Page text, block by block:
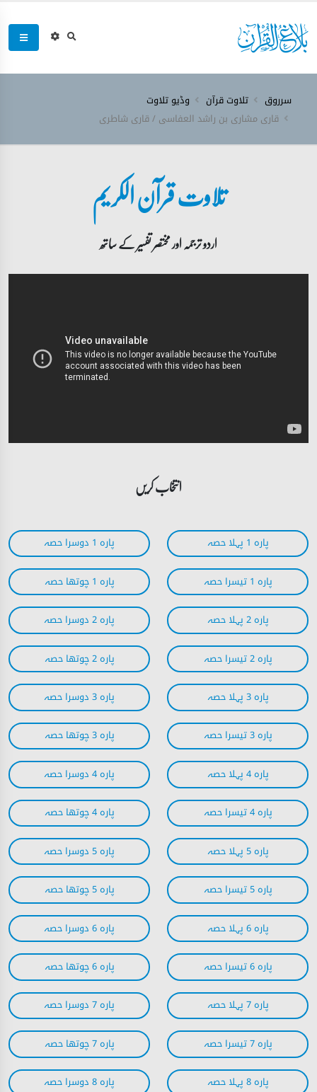
سرروق تلاوت قرآن
وڈیو تلاوت
قاری مشاری بن راشد العفاسی / قاری شاطری
تلاوت قرآن الکریم
اردو ترجمہ اور مختصر تفسیر کے ساتھ
انتخاب کریں
پارہ 1 پہلا حصہ پارہ 1 دوسرا حصہ
پارہ 1 تیسرا حصہ پارہ 1 چوتھا حصہ
پارہ 2 پہلا حصہ پارہ 2 دوسرا حصہ
پارہ 2 تیسرا حصہ پارہ 2 چوتھا حصہ
پارہ 3 پہلا حصہ پارہ 3 دوسرا حصہ
پارہ 3 تیسرا حصہ پارہ 3 چوتھا حصہ
پارہ 4 پہلا حصہ پارہ 4 دوسرا حصہ
پارہ 4 تیسرا حصہ پارہ 4 چوتھا حصہ
پارہ 5 پہلا حصہ پارہ 5 دوسرا حصہ
پارہ 5 تیسرا حصہ پارہ 5 چوتھا حصہ
پارہ 6 پہلا حصہ پارہ 6 دوسرا حصہ
پارہ 6 تیسرا حصہ پارہ 6 چوتھا حصہ
پارہ 7 پہلا حصہ پارہ 7 دوسرا حصہ
پارہ 7 تیسرا حصہ پارہ 7 چوتھا حصہ
پارہ 8 پہلا حصہ پارہ 8 دوسرا حصہ